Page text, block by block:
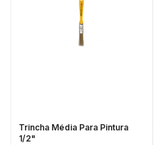
Trincha Média Para Pintura
1/2"